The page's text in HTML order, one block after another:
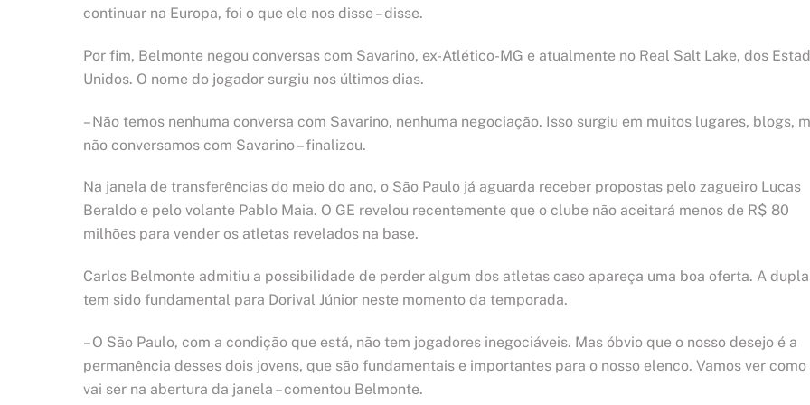
continuar na Europa, foi o que ele nos disse – disse.
Por fim, Belmonte negou conversas com Savarino, ex-Atlético-MG e atualmente no Real Salt Lake, dos
Unidos. O nome do jogador surgiu nos últimos dias.
– Não temos nenhuma conversa com Savarino, nenhuma negociação. Isso surgiu em muitos lugares, blogs,
não conversamos com Savarino – finalizou.
Na janela de transferências do meio do ano, o São Paulo já aguarda receber propostas pelo zagueiro Lucas
Beraldo e pelo volante Pablo Maia. O GE revelou recentemente que o clube não aceitará menos de R$ 80
milhões para vender os atletas revelados na base.
Carlos Belmonte admitiu a possibilidade de perder algum dos atletas caso apareça uma boa oferta. A dupla
tem sido fundamental para Dorival Júnior neste momento da temporada.
– O São Paulo, com a condição que está, não tem jogadores inegociáveis. Mas óbvio que o nosso desejo é a
permanência desses dois jovens, que são fundamentais e importantes para o nosso elenco. Vamos ver como
vai ser na abertura da janela – comentou Belmonte.